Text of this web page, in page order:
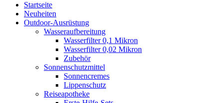
Startseite
Neuheiten
Outdoor-Ausrüstung
Wasseraufbereitung
Wasserfilter 0,1 Mikron
Wasserfilter 0,02 Mikron
Zubehör
Sonnenschutzmittel
Sonnencremes
Lippenschutz
Reiseapotheke